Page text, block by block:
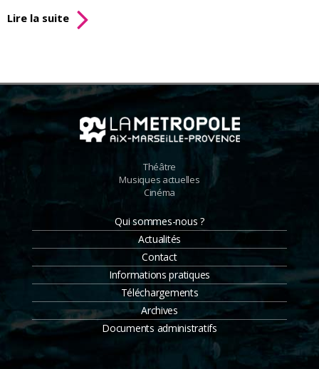
Lire la suiteLes
pouvoirs
cerveaux
Théâtre
Musiques actuelles
Cinéma
Qui sommes-nous ?
Actualités
Contact
Informations pratiques
Téléchargements
Archives
Documents administratifs